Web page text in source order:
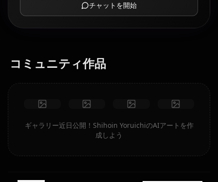
チャットを開始
コミュニティ作品
ギャラリー近日公開！Shihoin YoruichiのAIアートを作
成しよう